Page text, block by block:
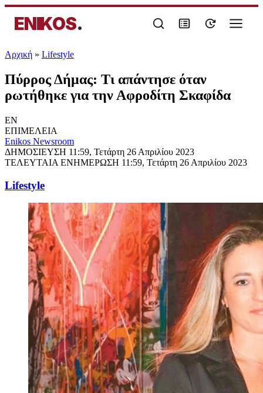
ENIKOS.
Αρχική » Lifestyle
Πύρρος Δήμας: Τι απάντησε όταν
ρωτήθηκε για την Αφροδίτη Σκαφίδα
EN
ΕΠΙΜΕΛΕΙΑ
Enikos Newsroom
ΔΗΜΟΣΙΕΥΣΗ 11:59, Τετάρτη 26 Απριλίου 2023
ΤΕΛΕΥΤΑΙΑ ΕΝΗΜΕΡΩΣΗ 11:59, Τετάρτη 26 Απριλίου 2023
Lifestyle